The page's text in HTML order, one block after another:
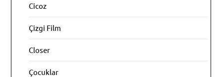
Cicoz
Çizgi Film
Closer
Çocuklar